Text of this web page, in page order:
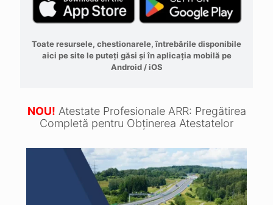
Toate resursele, chestionarele, întrebările disponibile
aici pe site le puteți găsi și în aplicația mobilă pe
Android / iOS
NOU! Atestate Profesionale ARR: Pregătirea
Completă pentru Obținerea Atestatelor